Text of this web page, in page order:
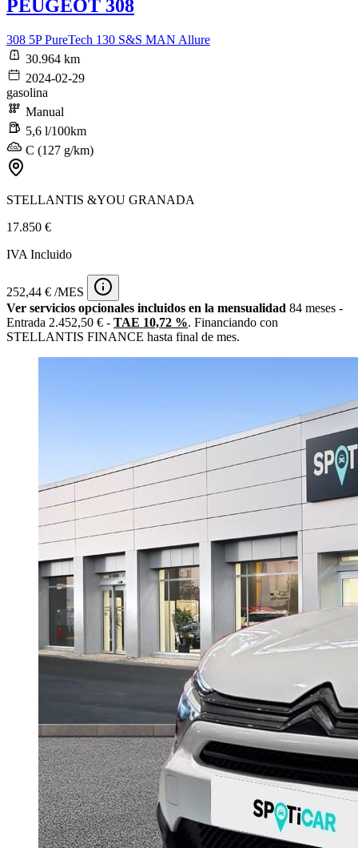
PEUGEOT 308
308 5P PureTech 130 S&S MAN Allure
30.964 km
2024-02-29
gasolina
Manual
5,6 l/100km
C (127 g/km)
STELLANTIS &YOU GRANADA
17.850 €
IVA Incluido
252,44 € /MES
Ver servicios opcionales incluidos en la mensualidad 84 meses -
Entrada 2.452,50 € - TAE 10,72 %. Financiando con
STELLANTIS FINANCE hasta final de mes.